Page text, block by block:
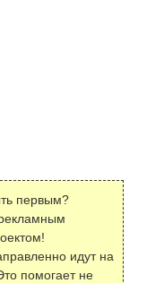
первым?
идут на
помогает не